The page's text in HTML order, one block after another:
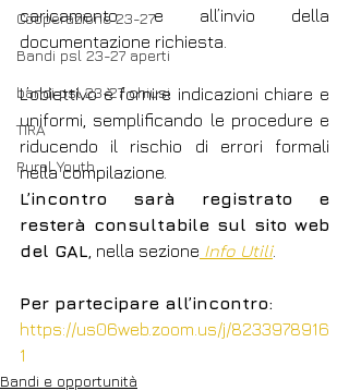
Cooperazione 23-27
Bandi psl 23-27 aperti
bandi psl 23-27 chiusi
TIRA
Rural Youth
caricamento e all’invio della
documentazione richiesta.
L’obiettivo è fornire indicazioni chiare e
uniformi, semplificando le procedure e
riducendo il rischio di errori formali
nella compilazione.
L’incontro sarà registrato e
resterà consultabile sul sito web
del GAL , nella sezione Info Utili.
Per partecipare all’incontro:
https://us06web.zoom.us/j/8233978916
1
Bandi e opportunità